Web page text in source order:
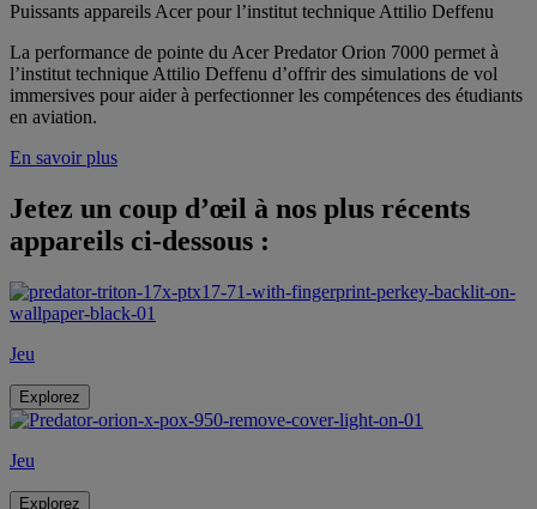
Puissants appareils Acer pour l’institut technique Attilio Deffenu
La performance de pointe du Acer Predator Orion 7000 permet à
l’institut technique Attilio Deffenu d’offrir des simulations de vol
immersives pour aider à perfectionner les compétences des étudiants
en aviation.
En savoir plus
Jetez un coup d’œil à nos plus récents
appareils ci-dessous :
Jeu
Explorez
Jeu
Explorez